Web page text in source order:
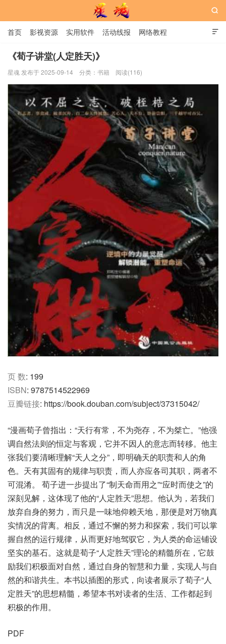
星魂网

首页 影视资源 实用软件 活动线报 网络教程
用户中心 书籍 娱乐

《荀子讲堂(人定胜天)》
星魂 发布于 2025-09-14 分类： 书籍 阅读(116)
页 数: 199
ISBN: 9787514522969
豆瓣链接: https://book.douban.com/subject/37315042/
“漫画荀子曾指出：“天行有常，不为尧存，不为桀亡。”他强
调自然法则的恒定与客观，它并不因人的意志而转移。他主
张我们要清晰理解“天人之分”，即明确天的职责和人的角
色。天有其固有的规律与职责，而人亦应各司其职，两者不
可混淆。 荀子进一步提出了“制天命而用之”“应时而使之”的
深刻见解，这体现了他的“人定胜天”思想。他认为，若我们
放弃自身的努力，而只是一味地仰赖天地，那便是对万物真
实情况的背离。相反，通过不懈的努力和探索，我们可以掌
握自然的运行规律，从而更好地驾驭它，为人类的命运铺设
坚实的基石。这就是荀子“人定胜天”理论的精髓所在，它鼓
励我们积极面对自然，通过自身的智慧和力量，实现人与自
然的和谐共生。本书以插图的形式，向读者展示了荀子“人
定胜天”的思想精髓，希望本书对读者的生活、工作都起到
积极的作用。
PDF